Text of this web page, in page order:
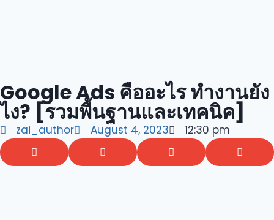
Google Ads คืออะไร ทำงานยัง
ไง? [รวมพื้นฐานและเทคนิค]
zai_author August 4, 2023 12:30 pm